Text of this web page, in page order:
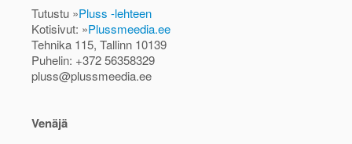
Tutustu »Pluss -lehteen
Kotisivut: »Plussmeedia.ee
Tehnika 115, Tallinn 10139
Puhelin: +372 56358329
pluss@plussmeedia.ee
Venäjä